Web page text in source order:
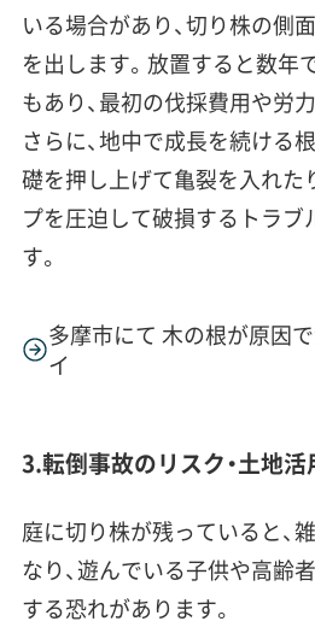
いる場合があり、切り株の側
を出します。放置すると数年
もあり、最初の伐採費用や労
さらに、地中で成長を続ける
礎を押し上げて亀裂を入れた
プを圧迫して破損するトラブ
す。
多摩市にて 木の根が原因
イ
3.転倒事故のリスク・土地
庭に切り株が残っていると、
なり、遊んでいる子供や高齢
する恐れがあります。